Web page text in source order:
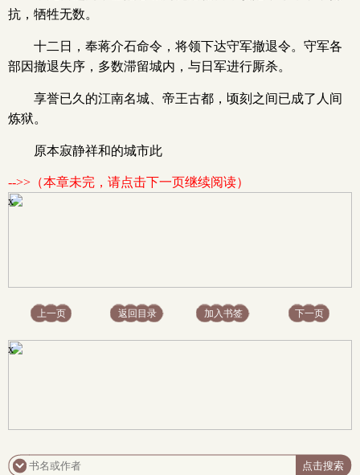
抗，牺牲无数。
十二日，奉蒋介石命令，将领下达守军撤退令。守军各
部因撤退失序，多数滞留城内，与日军进行厮杀。
享誉已久的江南名城、帝王古都，顷刻之间已成了人间
炼狱。
原本寂静祥和的城市此
-->>（本章未完，请点击下一页继续阅读）
x
上一页 返回目录 加入书签 下一页
x